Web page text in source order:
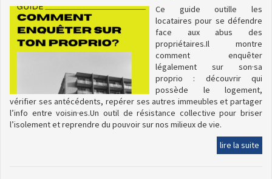
Ce guide outille les
locataires pour se défendre
face aux abus des
propriétaires.Il montre
comment enquêter
légalement sur son·sa
proprio : découvrir qui
possède le logement,
vérifier ses antécédents, repérer ses autres immeubles et partager
l’info entre voisin·es.Un outil de résistance collective pour briser
l’isolement et reprendre du pouvoir sur nos milieux de vie.
lire la suite